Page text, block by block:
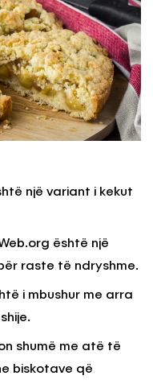
një variant i kekut
është një
raste të ndryshme.
i mbushur me arra
shumë me atë të
biskotave që